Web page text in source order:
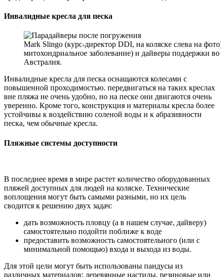
Инвалидные кресла для песка
Mark Slingo (курс-директор DDI, на коляске слева на
митохондриальное заболевание) и дайверы поддержки
Австралия.
Инвалидные кресла для песка оснащаются колесами с
повышенной проходимостью. передвигаться на таких креслах
вне пляжа не очень удобно, но на песке они двигаются очень
уверенно. Кроме того, конструкция и материалы кресла более
устойчивы к воздействию соленой воды и к абразивности
песка, чем обычные кресла.
Пляжные системы доступности
В последнее время в мире растет количество оборудованных
пляжей доступных для людей на коляске. Технические
воплощения могут быть самыми разными, но их цель
сводится к решению двух задач:
дать возможность пловцу (а в нашем случае, дайверу)
самостоятельно подойти поближе к воде
предоставить возможность самостоятельного (или с
минимальной помощью) входа и выхода из воды.
Для этой цели могут быть использованы пандусы из
различных материалов: деревянные настилы, резиновые или